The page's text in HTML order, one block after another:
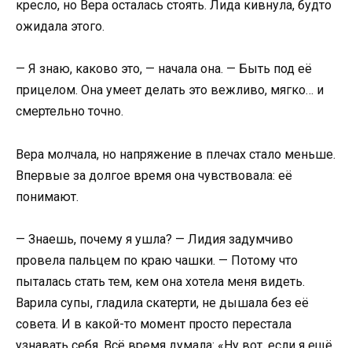
кресло, но Вера осталась стоять. Лида кивнула, будто
ожидала этого.
— Я знаю, каково это, — начала она. — Быть под её
прицелом. Она умеет делать это вежливо, мягко… и
смертельно точно.
Вера молчала, но напряжение в плечах стало меньше.
Впервые за долгое время она чувствовала: её
понимают.
— Знаешь, почему я ушла? — Лидия задумчиво
провела пальцем по краю чашки. — Потому что
пыталась стать тем, кем она хотела меня видеть.
Варила супы, гладила скатерти, не дышала без её
совета. И в какой-то момент просто перестала